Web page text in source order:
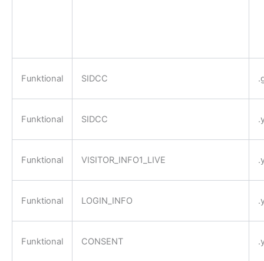
Funktional SIDCC
Funktional SIDCC
Funktional VISITOR_INFO1_LIVE
Funktional LOGIN_INFO
Funktional CONSENT